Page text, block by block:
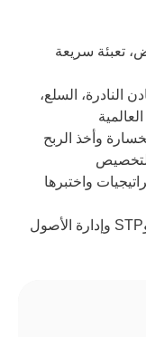
تعبئة سريعة
النادرة، السلع،
وأخذ الربح
واختبرها
حلول للمؤسسات والشركاء: PAMM وSTP وإدارة الأصول